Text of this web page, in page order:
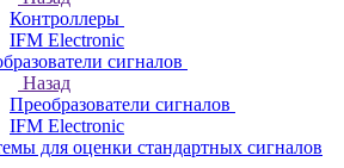
Контроллеры
IFM Electronic
сигналов
Назад
Преобразователи сигналов
IFM Electronic
для оценки стандартных сигналов